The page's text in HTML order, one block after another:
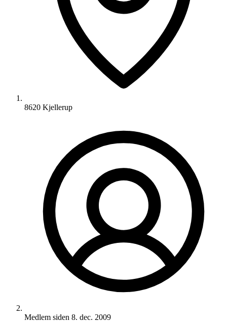
8620 Kjellerup
Medlem siden 8. dec. 2009